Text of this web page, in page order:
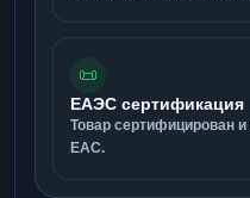
📜
ЕАЭС сертификация
Товар сертифицирован и
ЕАС.